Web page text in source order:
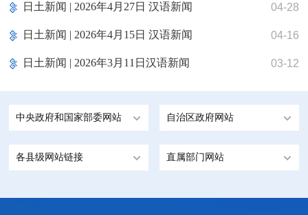
日土新闻 | 2026年4月27日 汉语新闻 04-28
日土新闻 | 2026年4月15日 汉语新闻 04-16
日土新闻 | 2026年3月11日汉语新闻 03-12
中央政府和国家部委网站 自治区政府网站
各县级网站链接 直属部门网站